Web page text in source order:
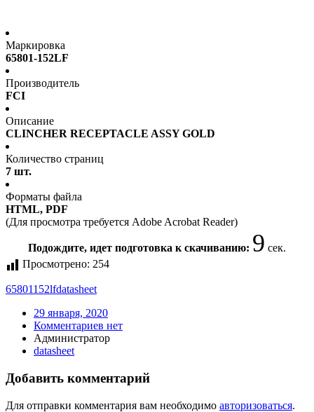
Маркировка
65801-152LF
Производитель
FCI
Описание
CLINCHER RECEPTACLE ASSY GOLD
Количество страниц
7 шт.
Форматы файла
HTML, PDF
(Для просмотра требуется Adobe Acrobat Reader)
Подождите, идет подготовка к скачиванию: 9 сек.
Просмотрено: 254
65801152lfdatasheet
29 января, 2020
Комментариев нет
Администратор
datasheet
Добавить комментарий
Для отправки комментария вам необходимо авторизоваться.